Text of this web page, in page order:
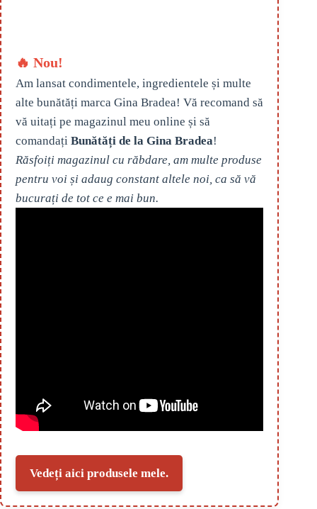
🔥 Nou!
Am lansat condimentele, ingredientele și multe
alte bunătăți marca Gina Bradea! Vă recomand să
vă uitați pe magazinul meu online și să
comandați Bunătăți de la Gina Bradea!
Răsfoiți magazinul cu răbdare, am multe produse
pentru voi și adaug constant altele noi, ca să vă
bucurați de tot ce e mai bun.
Vedeți aici produsele mele.